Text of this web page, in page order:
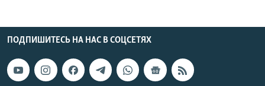
ПОДПИШИТЕСЬ НА НАС В СОЦСЕТЯХ